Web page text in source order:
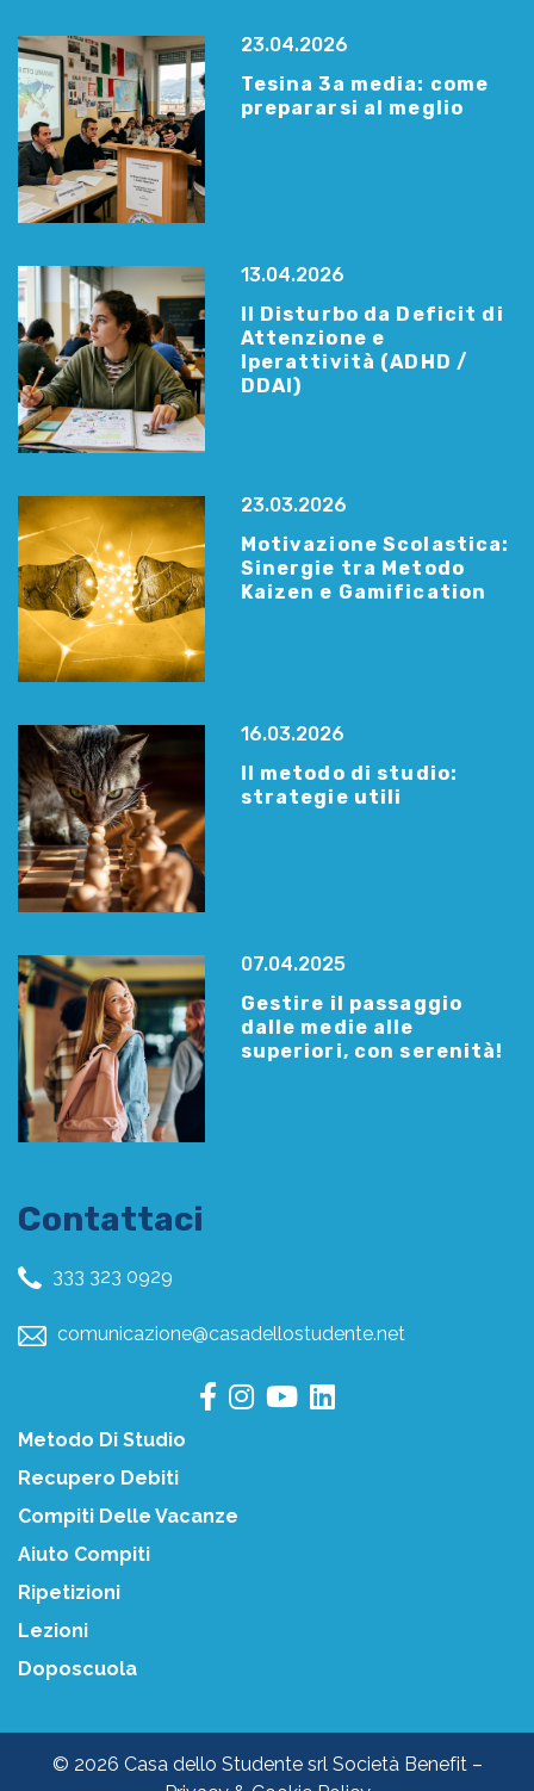
23.04.2026
Tesina 3a media: come
prepararsi al meglio
13.04.2026
Il Disturbo da Deficit di
Attenzione e
Iperattività (ADHD /
DDAI)
23.03.2026
Motivazione Scolastica:
Sinergie tra Metodo
Kaizen e Gamification
16.03.2026
Il metodo di studio:
strategie utili
07.04.2025
Gestire il passaggio
dalle medie alle
superiori, con serenità!
Contattaci
333 323 0929
comunicazione@casadellostudente.net
Metodo Di Studio
Recupero Debiti
Compiti Delle Vacanze
Aiuto Compiti
Ripetizioni
Lezioni
Doposcuola
© 2026 Casa dello Studente srl Società Benefit –